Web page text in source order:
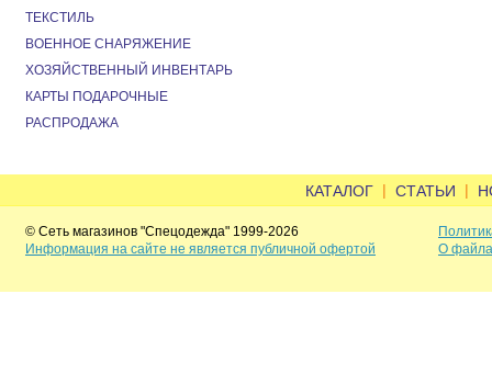
ТЕКСТИЛЬ
ВОЕННОЕ СНАРЯЖЕНИЕ
ХОЗЯЙСТВЕННЫЙ ИНВЕНТАРЬ
КАРТЫ ПОДАРОЧНЫЕ
РАСПРОДАЖА
КАТАЛОГ | СТАТЬИ |
© Сеть магазинов "Спецодежда" 1999-2026
Информация на сайте не является публичной офертой
О